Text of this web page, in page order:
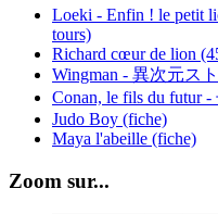
Loeki - Enfin ! le petit
tours)
Richard cœur de lion
Wingman - 異次元ス
Conan, le fils du futur
Judo Boy (fiche)
Maya l'abeille (fiche)
Zoom sur...